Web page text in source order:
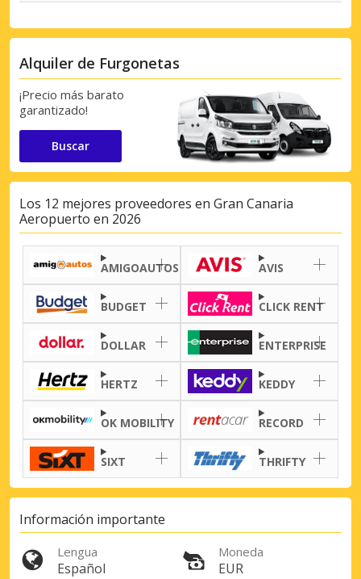
Alquiler de Furgonetas
¡Precio más barato
garantizado!
Buscar
Los 12 mejores proveedores en Gran Canaria
Aeropuerto en 2026
AMIGOAUTOS AVIS
BUDGET CLICK RENT
DOLLAR ENTERPRISE
HERTZ KEDDY
OK MOBILITY RECORD
SIXT THRIFTY
Información importante
Lengua
Español
Moneda
EUR